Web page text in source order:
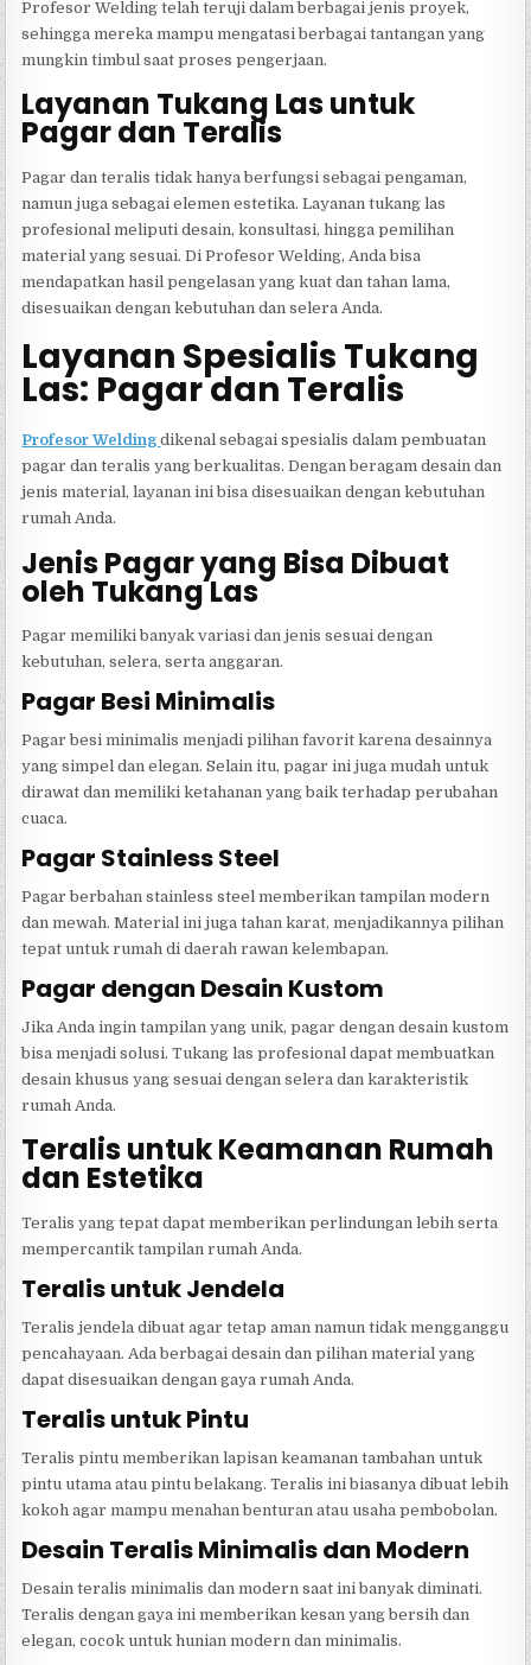
Profesor Welding telah teruji dalam berbagai jenis proyek,
sehingga mereka mampu mengatasi berbagai tantangan yang
mungkin timbul saat proses pengerjaan.
Layanan Tukang Las untuk
Pagar dan Teralis
Pagar dan teralis tidak hanya berfungsi sebagai pengaman,
namun juga sebagai elemen estetika. Layanan tukang las
profesional meliputi desain, konsultasi, hingga pemilihan
material yang sesuai. Di Profesor Welding, Anda bisa
mendapatkan hasil pengelasan yang kuat dan tahan lama,
disesuaikan dengan kebutuhan dan selera Anda.
Layanan Spesialis Tukang
Las: Pagar dan Teralis
Profesor Weldingdikenal sebagai spesialis dalam pembuatan
pagar dan teralis yang berkualitas. Dengan beragam desain dan
jenis material, layanan ini bisa disesuaikan dengan kebutuhan
rumah Anda.
Jenis Pagar yang Bisa Dibuat
oleh Tukang Las
Pagar memiliki banyak variasi dan jenis sesuai dengan
kebutuhan, selera, serta anggaran.
Pagar Besi Minimalis
Pagar besi minimalis menjadi pilihan favorit karena desainnya
yang simpel dan elegan. Selain itu, pagar ini juga mudah untuk
dirawat dan memiliki ketahanan yang baik terhadap perubahan
cuaca.
Pagar Stainless Steel
Pagar berbahan stainless steel memberikan tampilan modern
dan mewah. Material ini juga tahan karat, menjadikannya pilihan
tepat untuk rumah di daerah rawan kelembapan.
Pagar dengan Desain Kustom
Jika Anda ingin tampilan yang unik, pagar dengan desain kustom
bisa menjadi solusi. Tukang las profesional dapat membuatkan
desain khusus yang sesuai dengan selera dan karakteristik
rumah Anda.
Teralis untuk Keamanan Rumah
dan Estetika
Teralis yang tepat dapat memberikan perlindungan lebih serta
mempercantik tampilan rumah Anda.
Teralis untuk Jendela
Teralis jendela dibuat agar tetap aman namun tidak mengganggu
pencahayaan. Ada berbagai desain dan pilihan material yang
dapat disesuaikan dengan gaya rumah Anda.
Teralis untuk Pintu
Teralis pintu memberikan lapisan keamanan tambahan untuk
pintu utama atau pintu belakang. Teralis ini biasanya dibuat lebih
kokoh agar mampu menahan benturan atau usaha pembobolan.
Desain Teralis Minimalis dan Modern
Desain teralis minimalis dan modern saat ini banyak diminati.
Teralis dengan gaya ini memberikan kesan yang bersih dan
elegan, cocok untuk hunian modern dan minimalis.